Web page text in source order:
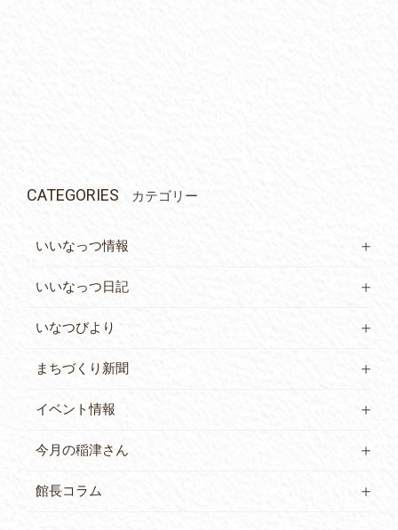
CATEGORIES カテゴリー
いいなっつ情報
いいなっつ日記
いなつびより
まちづくり新聞
イベント情報
今月の稲津さん
館長コラム